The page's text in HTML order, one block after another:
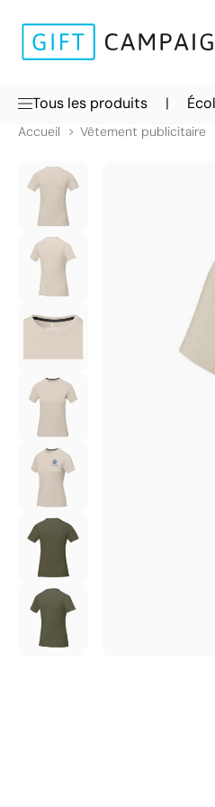
Tous les produits |
Accueil Vêtement publicitaire